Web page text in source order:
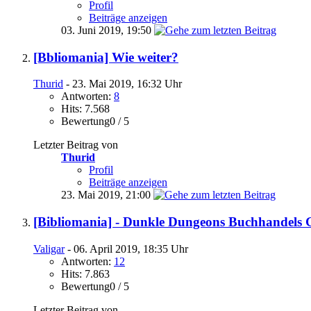
Profil
Beiträge anzeigen
03. Juni 2019, 19:50
[Bbliomania] Wie weiter?
Thurid - 23. Mai 2019, 16:32 Uhr
Antworten: 8
Hits: 7.568
Bewertung0 / 5
Letzter Beitrag von
Thurid
Profil
Beiträge anzeigen
23. Mai 2019, 21:00
[Bibliomania] - Dunkle Dungeons Buchhandels
Valigar- 06. April 2019, 18:35 Uhr
Antworten: 12
Hits: 7.863
Bewertung0 / 5